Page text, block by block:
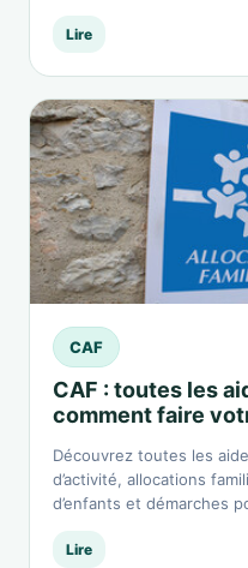
Lire
CAF
CAF : toutes les
comment faire
Découvrez toutes les
d’activité, allocations
d’enfants et démarches
Lire